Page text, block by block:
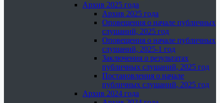
Архив 2025 года
Архив 2025 года
Оповещения о начале публичных
слушаний, 2025 год
Оповещения о начале публичных
слушаний, 2025-1 год
Заключения о результатах
публичных слушаний, 2025 год
Постановления о начале
публичных слушаний, 2025 год
Архив 2024 года